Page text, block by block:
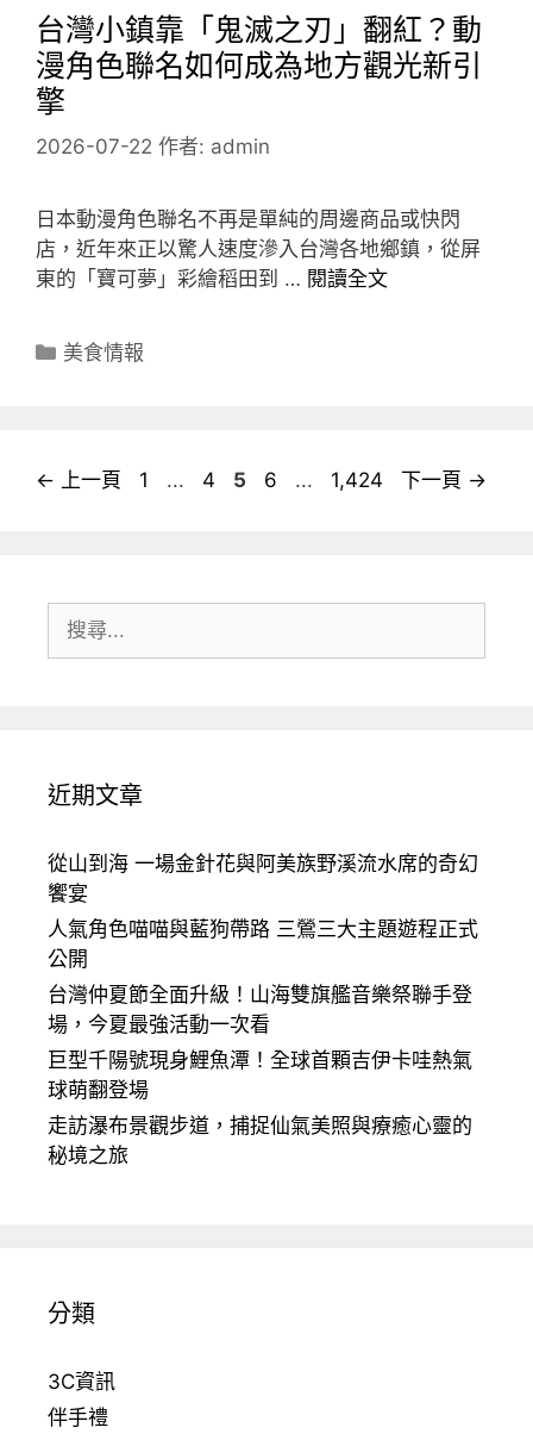
台灣小鎮靠「鬼滅之刃」翻紅？動
漫角色聯名如何成為地方觀光新引
擎
2026-07-22 作者: admin
日本動漫角色聯名不再是單純的周邊商品或快閃
店，近年來正以驚人速度滲入台灣各地鄉鎮，從屏
東的「寶可夢」彩繪稻田到 … 閱讀全文
分
美食情報
← 上一頁
頁
1 ...
頁
4
頁
5
頁
6 ...
頁
1,424 下一頁 →
尋:
近期文章
從山到海 一場金針花與阿美族野溪流水席的奇幻
饗宴
人氣角色喵喵與藍狗帶路 三鶯三大主題遊程正式
公開
台灣仲夏節全面升級！山海雙旗艦音樂祭聯手登
場，今夏最強活動一次看
巨型千陽號現身鯉魚潭！全球首顆吉伊卡哇熱氣
球萌翻登場
走訪瀑布景觀步道，捕捉仙氣美照與療癒心靈的
秘境之旅
分類
3C資訊
伴手禮